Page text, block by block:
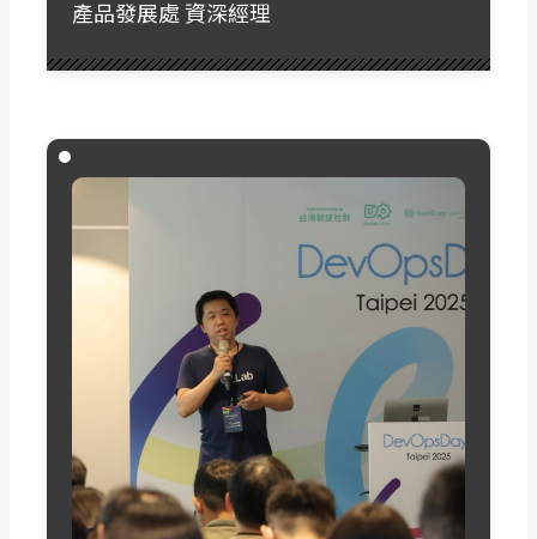
產品發展處 資深經理